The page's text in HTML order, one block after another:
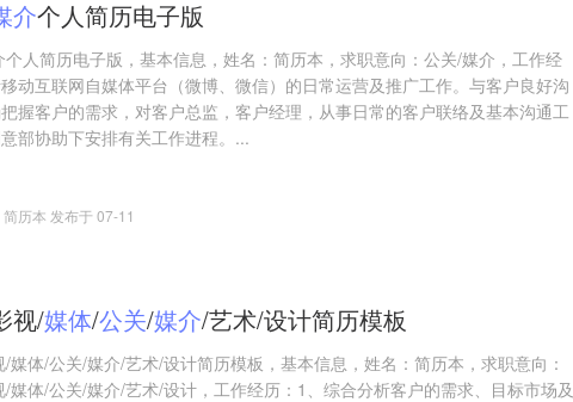
介个人简历电子版
个人简历电子版，基本信息，姓名：简历本，求职意向：公关/媒介，工作经
动互联网自媒体平台（微博、微信）的日常运营及推广工作。与客户良好沟
握客户的需求，对客户总监，客户经理，从事日常的客户联络及基本沟通工
部协助下安排有关工作进程。...
简历本 发布于 07-11
视/媒体/公关/媒介/艺术/设计简历模板
/媒体/公关/媒介/艺术/设计简历模板，基本信息，姓名：简历本，求职意向：
/媒体/公关/媒介/艺术/设计，工作经历：1、综合分析客户的需求、目标市场及